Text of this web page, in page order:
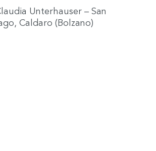
Unterhauser – San
Caldaro (Bolzano)